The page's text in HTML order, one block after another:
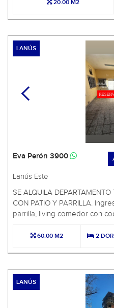
20.00 M2
LANÚS
Eva Perón 3900
Lanús Este
SE ALQUILA
CON PATIO Y PARRILLA.
parrilla, living comedor con
60.00 M2 2
LANÚS